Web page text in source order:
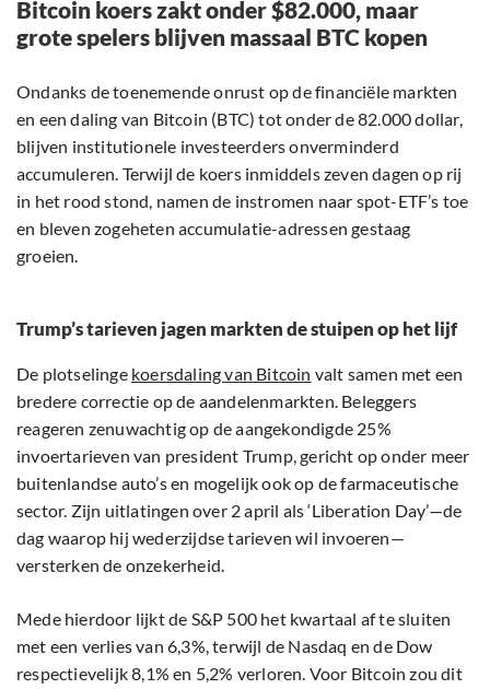
Bitcoin koers zakt onder $82.000, maar
grote spelers blijven massaal BTC kopen
Ondanks de toenemende onrust op de financiële markten
en een daling van Bitcoin (BTC) tot onder de 82.000 dollar,
blijven institutionele investeerders onverminderd
accumuleren. Terwijl de koers inmiddels zeven dagen op rij
in het rood stond, namen de instromen naar spot-ETF’s toe
en bleven zogeheten accumulatie-adressen gestaag
groeien.
Trump’s tarieven jagen markten de stuipen op het lijf
De plotselinge koersdaling van Bitcoin valt samen met een
bredere correctie op de aandelenmarkten. Beleggers
reageren zenuwachtig op de aangekondigde 25%
invoertarieven van president Trump, gericht op onder meer
buitenlandse auto’s en mogelijk ook op de farmaceutische
sector. Zijn uitlatingen over 2 april als ‘Liberation Day’—de
dag waarop hij wederzijdse tarieven wil invoeren—
versterken de onzekerheid.
Mede hierdoor lijkt de S&P 500 het kwartaal af te sluiten
met een verlies van 6,3%, terwijl de Nasdaq en de Dow
respectievelijk 8,1% en 5,2% verloren. Voor Bitcoin zou dit